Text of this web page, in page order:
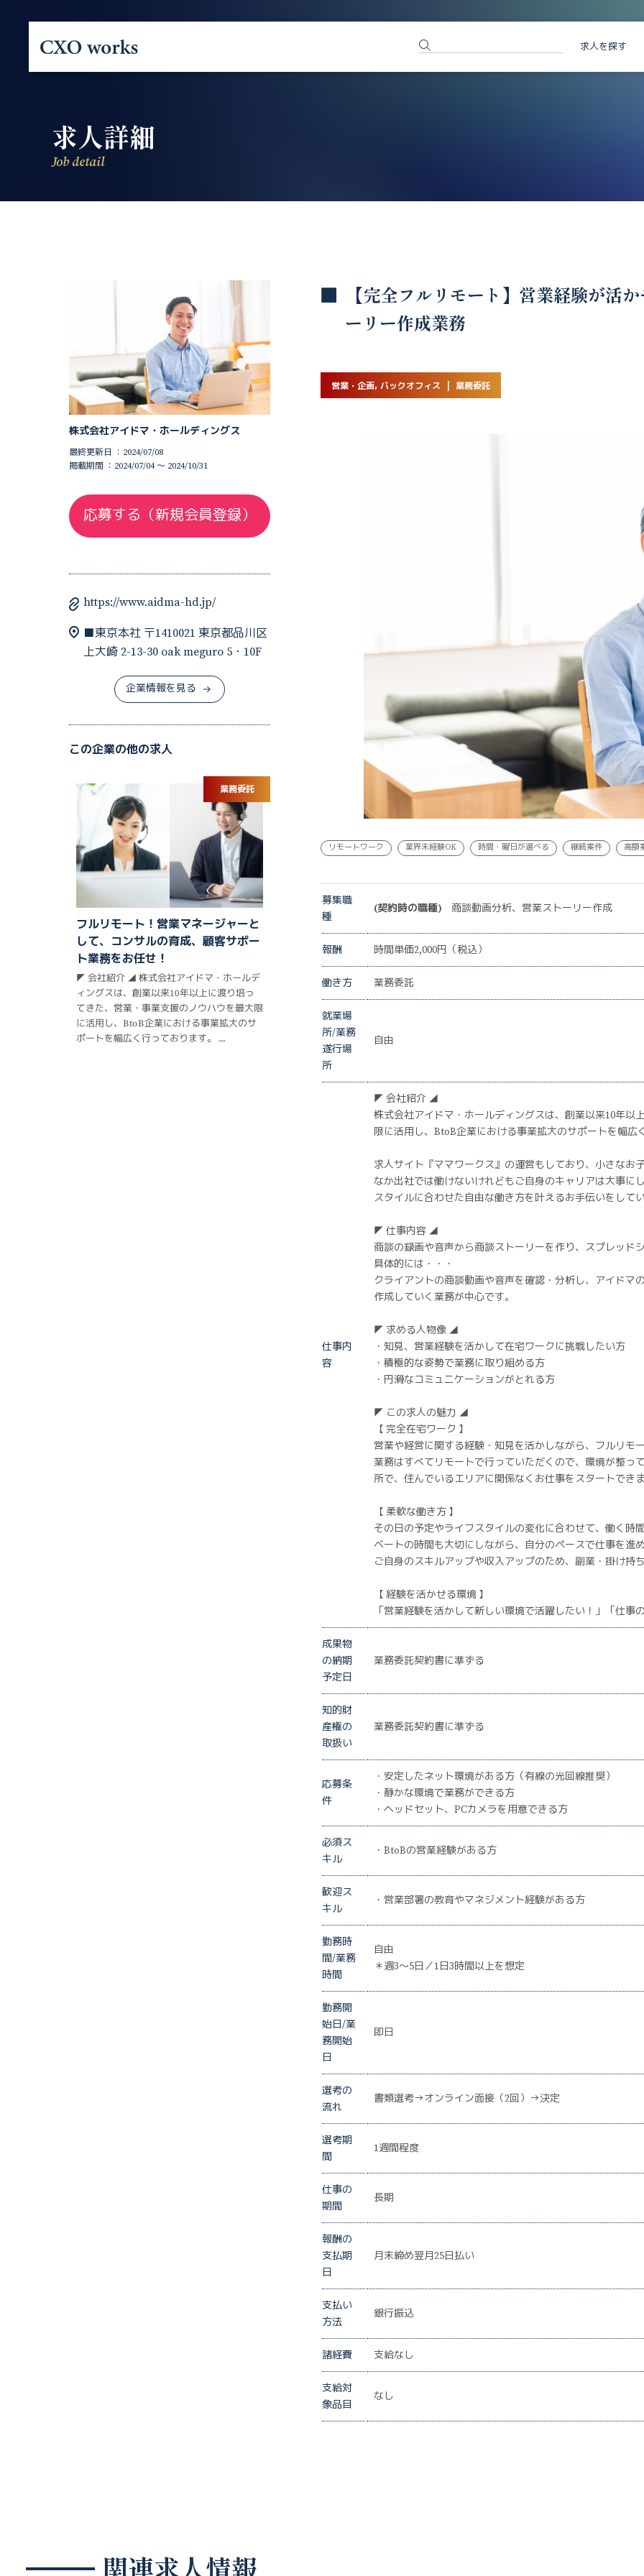
求人を探す
求人詳細
Job detail
【完全フルリモート】営業経験が活
ーリー作成業務
営業・企画, バックオフィス | 業務委託
リモートワーク 業界未経験OK 時間・曜日が選べる 継続案件 高額
募集職
種
(契約時の職種) 商談動画分析、営業ストーリー作成
報酬 時間単価2,000円（税込）
働き方 業務委託
就業場
所/業務
遂行場
所
自由
仕事内
容
◤ 会社紹介 ◢
株式会社アイドマ・ホールディングスは、創業以来10年以
限に活用し、BtoB企業における事業拡大のサポートを幅広
求人サイト『ママワークス』の運営もしており、小さなお
なか出社では働けないけれどもご自身のキャリアは大事に
スタイルに合わせた自由な働き方を叶えるお手伝いをしてい
◤ 仕事内容 ◢
商談の録画や音声から商談ストーリーを作り、スプレッド
具体的には・・・
クライアントの商談動画や音声を確認・分析し、アイド
作成していく業務が中心です。
◤ 求める人物像 ◢
・知見、営業経験を活かして在宅ワークに挑戦したい方
・積極的な姿勢で業務に取り組める方
・円滑なコミュニケーションがとれる方
◤ この求人の魅力 ◢
【 完全在宅ワーク 】
営業や経営に関する経験・知見を活かしながら、フルリモ
業務はすべてリモートで行っていただくので、環境が整っ
所で、住んでいるエリアに関係なくお仕事をスタートできま
【 柔軟な働き方 】
その日の予定やライフスタイルの変化に合わせて、働く時
ベートの時間も大切にしながら、自分のペースで仕事を進
ご自身のスキルアップや収入アップのため、副業・掛け持
【 経験を活かせる環境 】
「営業経験を活かして新しい環境で活躍したい！」「仕事
成果物
の納期
予定日
業務委託契約書に準ずる
知的財
産権の
取扱い
業務委託契約書に準ずる
応募条
件
・安定したネット環境がある方（有線の光回線推奨）
・静かな環境で業務ができる方
・ヘッドセット、PCカメラを用意できる方
必須ス
キル
・BtoBの営業経験がある方
歓迎ス
キル
・営業部署の教育やマネジメント経験がある方
勤務時
間/業務
時間
自由
＊週3～5日／1日3時間以上を想定
勤務開
始日/業
務開始
日
即日
選考の
流れ
書類選考→オンライン面接（2回）→決定
選考期
間
1週間程度
仕事の
期間
長期
報酬の
支払期
日
月末締め翌月25日払い
支払い
方法
銀行振込
諸経費 支給なし
支給対
象品目
なし
株式会社アイドマ・ホールディングス
最終更新日 ：2024/07/08
掲載期間 ：2024/07/04 〜 2024/10/31
応募する（新規会員登録）
https://www.aidma-hd.jp/
■東京本社 〒1410021 東京都品川区
上大崎 2-13-30 oak meguro 5・10F
企業情報を見る
この企業の他の求人
業務委託
フルリモート！営業マネージャーと
して、コンサルの育成、顧客サポー
ト業務をお任せ！
◤ 会社紹介 ◢ 株式会社アイドマ・ホールデ
ィングスは、創業以来10年以上に渡り培っ
てきた、営業・事業支援のノウハウを最大限
に活用し、BtoB企業における事業拡大のサ
ポートを幅広く行っております。 ...
関連求人情報